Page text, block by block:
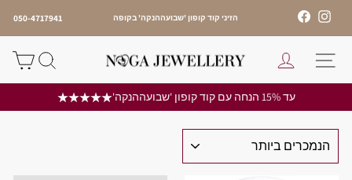
לתוכן
Instagram
Facebook
עצור
שבוע ההנקה 2-10.8 הזיני קוד קופון 'שבועההנקה' בקופה 050-4717941
ניווט באתרהתחבר חיפוש
עד 15% הנחה עם קוד קופון 'שבועההנקה'
מיין
לפי